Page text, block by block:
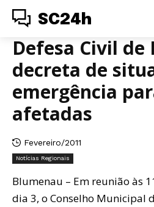
SC24h
Defesa Civil de
decreta de
emergência
afetadas
Fevereiro/2011
Notícias Regionais
Blumenau – Em reunião às
dia 3, o Conselho Municipal